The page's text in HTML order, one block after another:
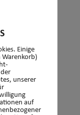
Einige
unserer
auf